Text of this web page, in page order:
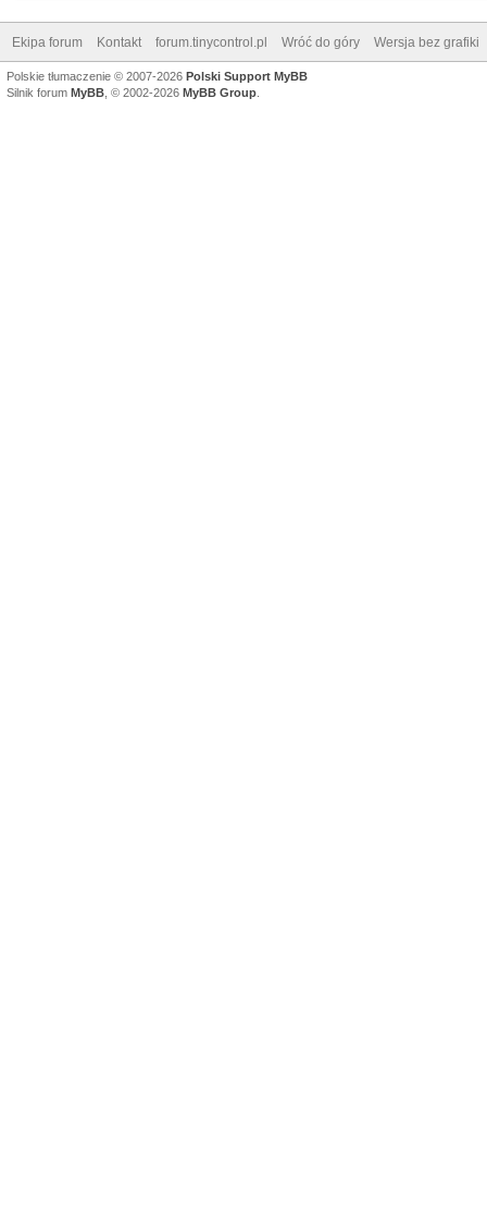
Ekipa forum Kontakt forum.tinycontrol.pl Wróć do góry Wersja bez grafiki
Polskie tłumaczenie © 2007-2026 Polski Support MyBB
Silnik forum MyBB , © 2002-2026 MyBB Group